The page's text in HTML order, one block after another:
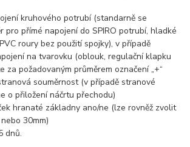
kruhového potrubí (standarně se
pro přímé napojení do SPIRO potrubí, hladké
roury bez použití spojky), v případě
na tvarovku (oblouk, regulační klapku
za požadovaným průměrem označení „+“
souměrnost (v případě stranové
o přiložení náčrtu přechodu)
hranaté základny ano/ne (lze rovněž zvolit
30mm)
dnů.